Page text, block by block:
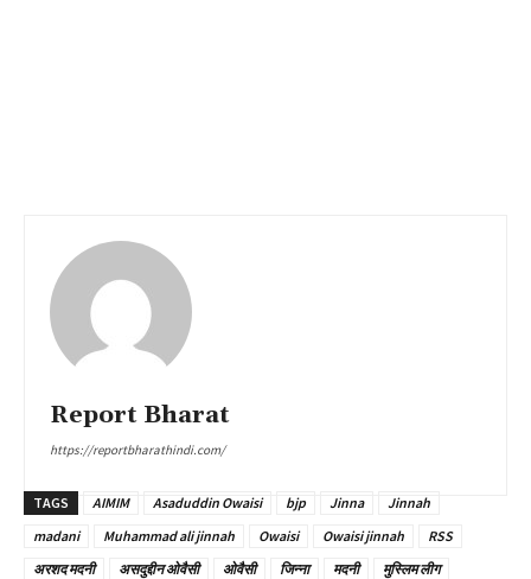
Report Bharat
https://reportbharathindi.com/
TAGS AIMIM Asaduddin Owaisi bjp Jinna
Jinnah
madani
Muhammad ali jinnah Owaisi Owaisi jinnah
RSS
अरशद मदनी
असदुद्दीन ओवैसी ओवैसी जिन्ना मदनी मुस्लिम लीग